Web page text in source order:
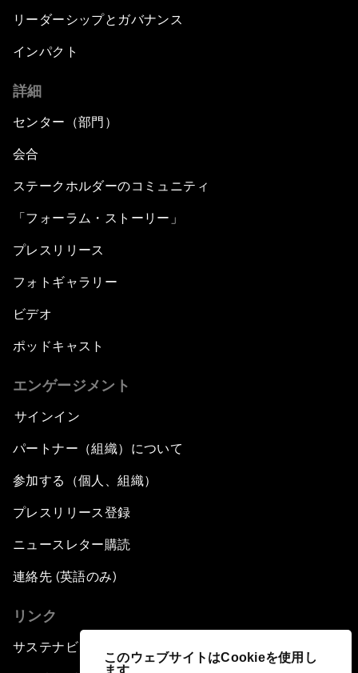
このウェブサイトはCookieを使用し
ます
リーダーシップとガバナンス
インパクト
詳細
センター（部門）
会合
ステークホルダーのコミュニティ
「フォーラム・ストーリー」
プレスリリース
フォトギャラリー
ビデオ
ポッドキャスト
エンゲージメント
サインイン
パートナー（組織）について
参加する（個人、組織）
プレスリリース登録
ニュースレター購読
連絡先 (英語のみ)
リンク
サステナビリティへの取り組み